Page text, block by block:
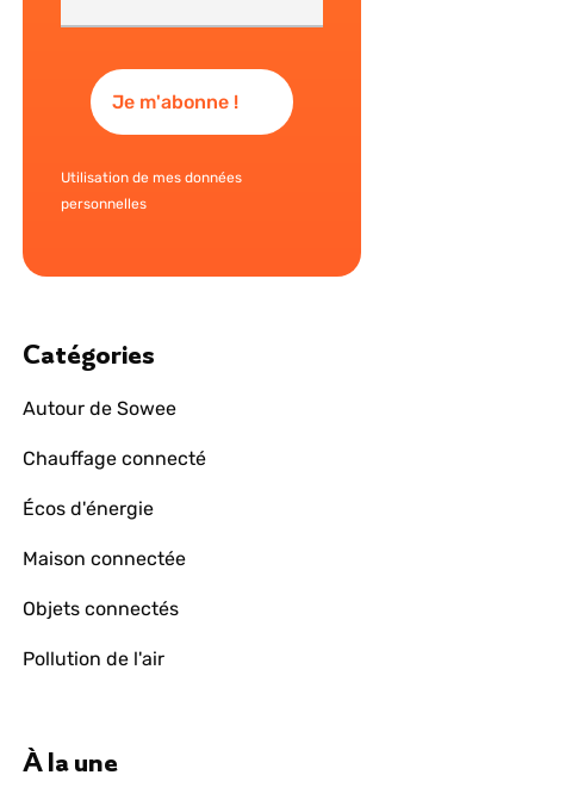
Utilisation de mes données
personnelles
Catégories
Autour de Sowee
Chauffage connecté
Écos d'énergie
Maison connectée
Objets connectés
Pollution de l'air
À la une